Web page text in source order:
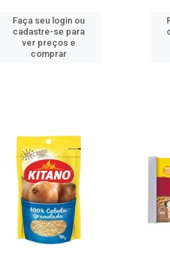
Faça seu login ou
cadastre-se para
ver preços e
comprar